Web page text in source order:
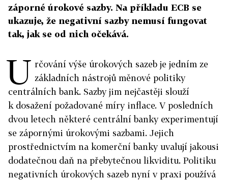
záporné úrokové sazby. Na příkladu ECB se
ukazuje, že negativní sazby nemusí fungovat
tak, jak se od nich očekává.
U rčování výše úrokových sazeb je jedním ze
základních nástrojů měnové politiky
centrálních bank. Sazby jim nejčastěji slouží
k dosažení požadované míry inflace. V posledních
dvou letech některé centrální banky experimentují
se zápornými úrokovými sazbami. Jejich
prostřednictvím na komerční banky uvalují jakousi
dodatečnou daň na přebytečnou likviditu. Politiku
negativních úrokových sazeb nyní v praxi používá